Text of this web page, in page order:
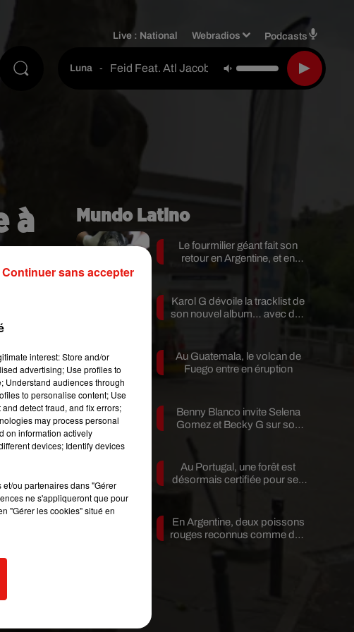
Live : National Webradios Podcasts
Luna - Feid Feat. Atl Jacob
à
avec
s'est
Les
rue
drame
Bois.
forces
Le
Mundo Latino
Le fourmilier géant fait son
retour en Argentine, et en
Karol G dévoile la tracklist de
son nouvel album… avec des
Au Guatemala, le volcan de
Fuego entre en éruption
Benny Blanco invite Selena
Gomez et Becky G sur son
Au Portugal, une forêt est
désormais certifiée pour ses
En Argentine, deux poissons
rouges reconnus comme des
interest: Store and/or
advertising; Use profiles to
Understand audiences through
to personalise content; Use
detect fraud, and fix errors;
may process personal
on information actively
devices; Identify devices
ou partenaires dans "Gérer
ne s'appliqueront que pour
"Gérer les cookies" situé en
Continuer sans accepter